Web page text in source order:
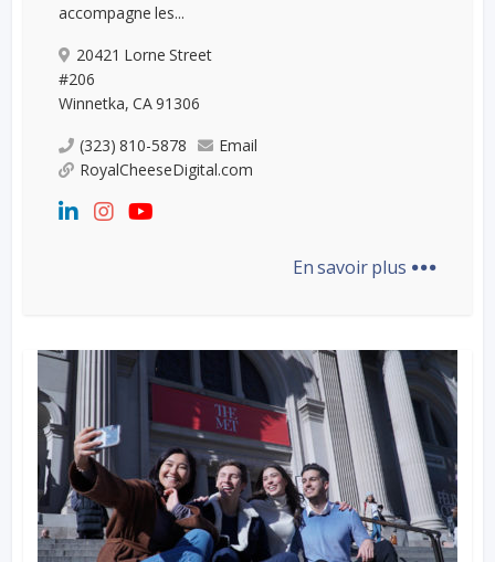
accompagne les...
20421 Lorne Street
#206
Winnetka, CA 91306
(323) 810-5878
Email
RoyalCheeseDigital.com
En savoir plus ...